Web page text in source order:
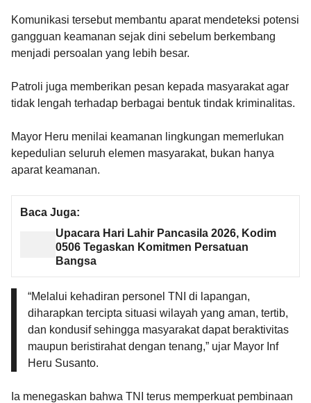
Komunikasi tersebut membantu aparat mendeteksi potensi
gangguan keamanan sejak dini sebelum berkembang
menjadi persoalan yang lebih besar.
Patroli juga memberikan pesan kepada masyarakat agar
tidak lengah terhadap berbagai bentuk tindak kriminalitas.
Mayor Heru menilai keamanan lingkungan memerlukan
kepedulian seluruh elemen masyarakat, bukan hanya
aparat keamanan.
Baca Juga:
Upacara Hari Lahir Pancasila 2026, Kodim
0506 Tegaskan Komitmen Persatuan
Bangsa
“Melalui kehadiran personel TNI di lapangan,
diharapkan tercipta situasi wilayah yang aman, tertib,
dan kondusif sehingga masyarakat dapat beraktivitas
maupun beristirahat dengan tenang,” ujar Mayor Inf
Heru Susanto.
Ia menegaskan bahwa TNI terus memperkuat pembinaan